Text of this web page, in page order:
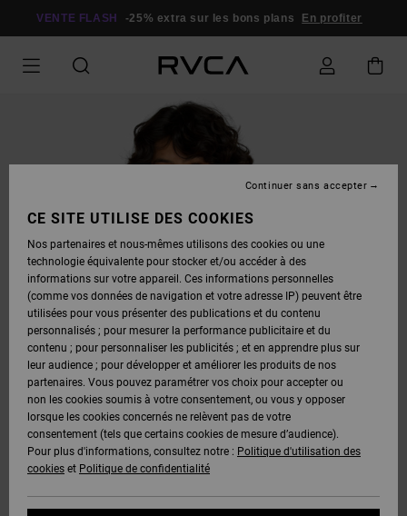
VENTE FLASH -25% extra sur les bons plans En profiter
CE SITE UTILISE DES COOKIES
Nos partenaires et nous-mêmes utilisons des cookies ou une
technologie équivalente pour stocker et/ou accéder à des
informations sur votre appareil. Ces informations personnelles
(comme vos données de navigation et votre adresse IP) peuvent être
utilisées pour vous présenter des publications et du contenu
personnalisés ; pour mesurer la performance publicitaire et du
contenu ; pour personnaliser les publicités ; et en apprendre plus sur
leur audience ; pour développer et améliorer les produits de nos
partenaires. Vous pouvez paramétrer vos choix pour accepter ou
non les cookies soumis à votre consentement, ou vous y opposer
lorsque les cookies concernés ne relèvent pas de votre
consentement (tels que certains cookies de mesure d’audience).
Pour plus d'informations, consultez notre : Politique d'utilisation des
cookies et Politique de confidentialité
Continuer sans accepter